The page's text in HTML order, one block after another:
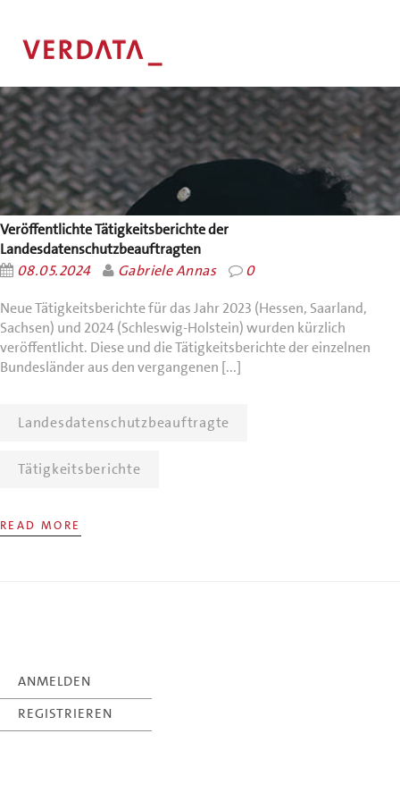
Veröffentlichte Tätigkeitsberichte der
Landesdatenschutzbeauftragten
08.05.2024
Gabriele Annas
0
Neue Tätigkeitsberichte für das Jahr 2023 (Hessen, Saarland,
Sachsen) und 2024 (Schleswig-Holstein) wurden kürzlich
veröffentlicht. Diese und die Tätigkeitsberichte der einzelnen
Bundesländer aus den vergangenen [...]
Landesdatenschutzbeauftragte
Tätigkeitsberichte
READ MORE
ANMELDEN
REGISTRIEREN